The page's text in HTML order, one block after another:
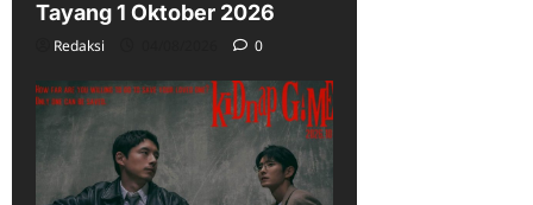
Tayang 1 Oktober 2026
Redaksi 0